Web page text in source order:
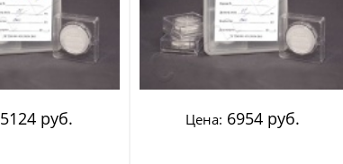
5124 руб. Цена: 6954 руб.